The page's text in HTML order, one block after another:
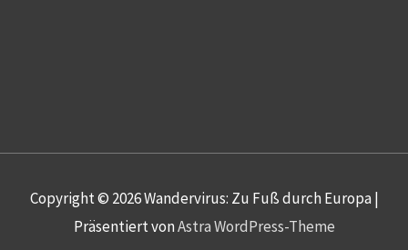
Copyright © 2026Wandervirus: Zu Fuß durch Europa|
Präsentiert vonAstra WordPress-Theme